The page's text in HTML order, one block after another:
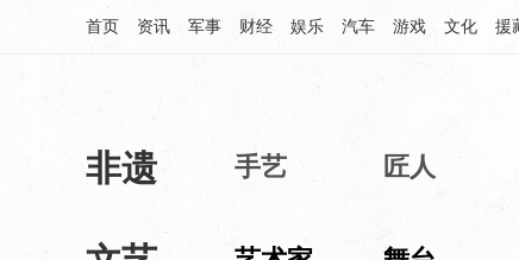
首页 资讯 军事 财经 娱乐 汽车 游戏 文化 援
中华网文化频道
非遗 手艺 匠人